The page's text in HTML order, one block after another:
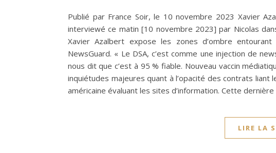
Publié par France Soir, le 10 novembre 2023 Xavier
interviewé ce matin [10 novembre 2023] par Nicolas
Xavier Azalbert expose les zones d’ombre
NewsGuard. « Le DSA, c’est comme une injection de
nous dit que c’est à 95 % fiable. Nouveau vaccin
inquiétudes majeures quant à l’opacité des contrats
américaine évaluant les sites d’information. Cette
LIRE LA